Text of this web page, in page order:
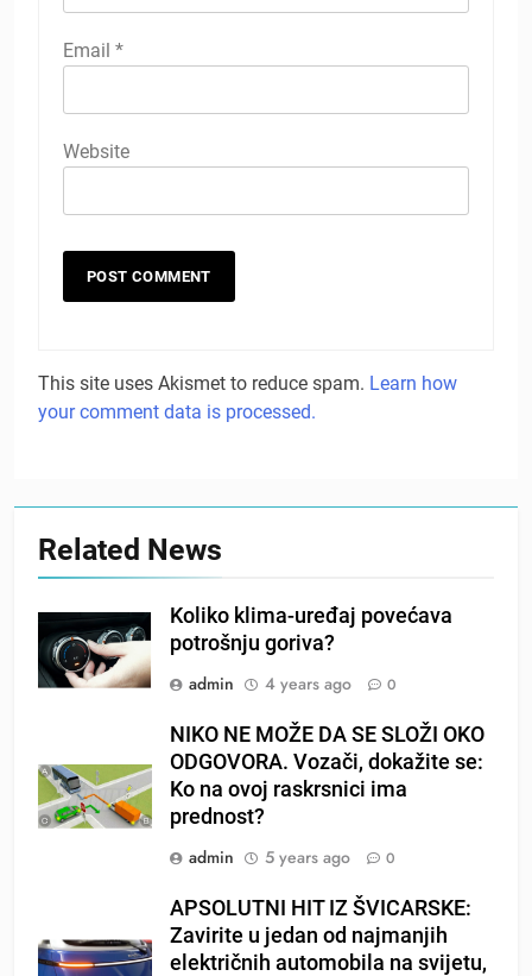
Email *
Website
This site uses Akismet to reduce spam. Learn how
your comment data is processed.
Related News
Koliko klima-uređaj povećava
potrošnju goriva?
admin
4 years ago 0
NIKO NE MOŽE DA SE SLOŽI OKO
ODGOVORA. Vozači, dokažite se:
Ko na ovoj raskrsnici ima
prednost?
admin
5 years ago 0
APSOLUTNI HIT IZ ŠVICARSKE:
Zavirite u jedan od najmanjih
električnih automobila na svijetu,